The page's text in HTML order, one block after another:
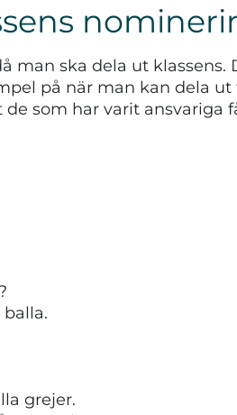
man ska dela ut
på när man kan dela
som har varit ansvariga
grejer.